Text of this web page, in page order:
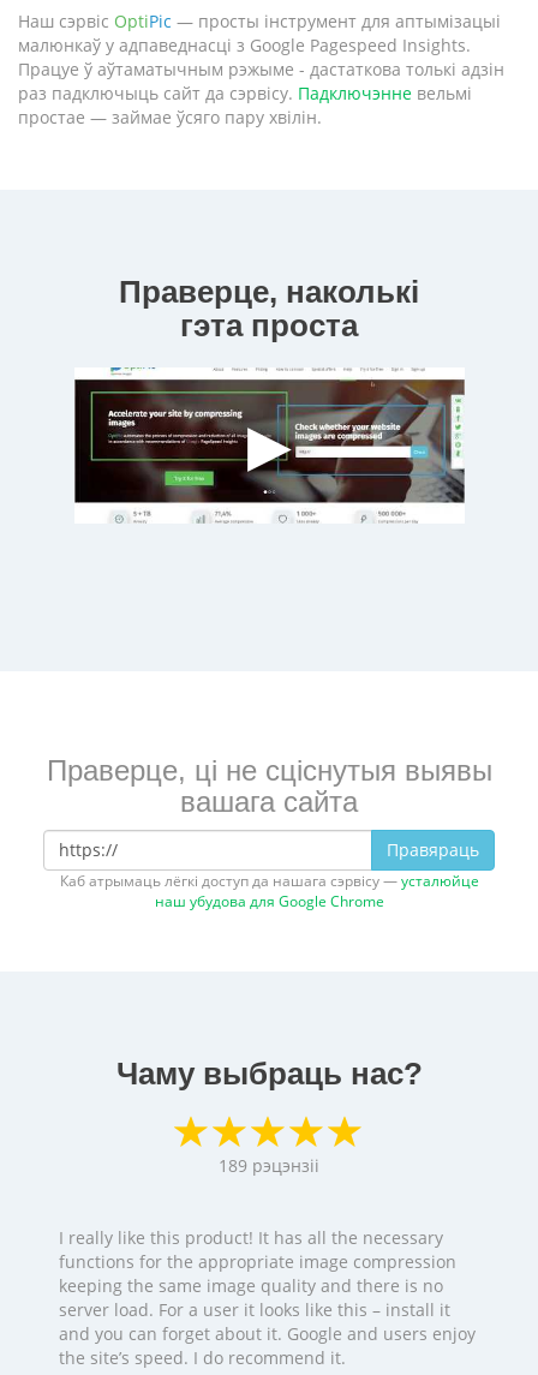
Наш сэрвіс OptiPic — просты інструмент для аптымізацыі
малюнкаў у адпаведнасці з Google Pagespeed Insights.
Працуе ў аўтаматычным рэжыме - дастаткова толькі адзін
раз падключыць сайт да сэрвісу. Падключэнне вельмі
простае — займае ўсяго пару хвілін.
Праверце, наколькі
гэта проста
Праверце, ці не сціснутыя выявы
вашага сайта
Правяраць
Каб атрымаць лёгкі доступ да нашага сэрвісу —усталюйце
наш убудова для Google Chrome
Чаму выбраць нас?
189 рэцэнзіі
I really like this product! It has all the necessary
functions for the appropriate image compression
keeping the same image quality and there is no
server load. For a user it looks like this – install it
and you can forget about it. Google and users enjoy
the site’s speed. I do recommend it.